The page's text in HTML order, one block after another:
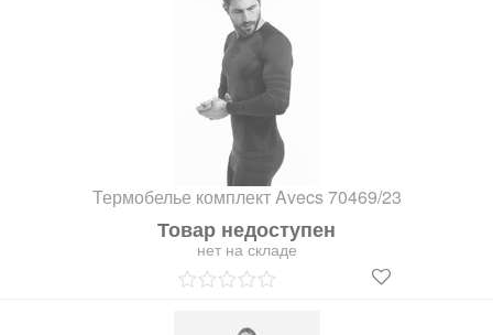
Термобелье комплект Avecs 70469/23
Товар недоступен
нет на складе